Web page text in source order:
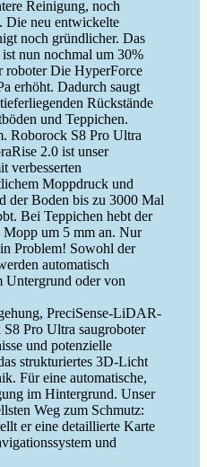
Reinigung, noch
Die neu entwickelte
noch gründlicher. Das
nun nochmal um 30%
roboter Die HyperForce
erhöht. Dadurch saugt
Rückstände
und Teppichen.
Roborock S8 Pro Ultra
2.0 ist unser
verbesserten
Moppdruck und
der Boden bis zu 3000 Mal
Bei Teppichen hebt der
Mopp um 5 mm an. Nur
Problem! Sowohl der
automatisch
Untergrund oder von
PreciSense-LiDAR-
Pro Ultra saugroboter
und potenzielle
strukturiertes 3D-Licht
Für eine automatische,
im Hintergrund. Unser
Weg zum Schmutz:
er eine detaillierte Karte
und